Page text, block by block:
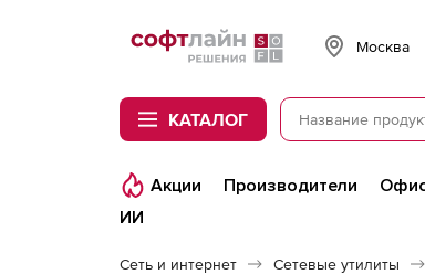
Softline
Москва
КАТАЛОГ
Акции Производители
ИИ
Сеть и интернет Сетевые утилиты